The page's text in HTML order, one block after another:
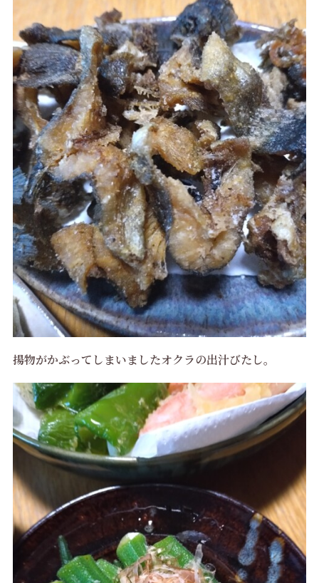
揚物がかぶってしまいましたオクラの出汁びたし。